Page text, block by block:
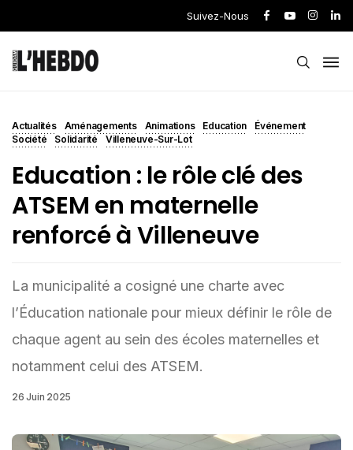
Suivez-Nous
Actualités Aménagements Animations Education
Événement
Société
Solidarité Villeneuve-Sur-Lot
Education : le rôle clé des
ATSEM en maternelle
renforcé à Villeneuve
La municipalité a cosigné une charte avec
l’Éducation nationale pour mieux définir le rôle de
chaque agent au sein des écoles maternelles et
notamment celui des ATSEM.
26 Juin 2025